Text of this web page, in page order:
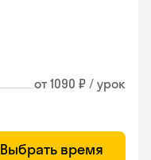
от 1090 ₽ / урок
Выбрать время